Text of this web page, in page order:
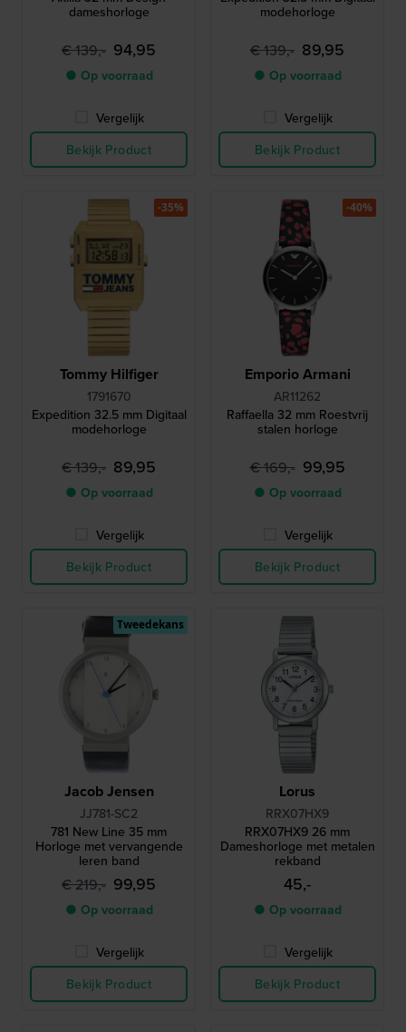
dameshorloge
€ 139,- 94,95
● Op voorraad
Vergelijk
Bekijk Product
modehorloge
€ 139,- 89,95
● Op voorraad
Vergelijk
Bekijk Product
Tommy Hilfiger
1791670
Expedition 32.5 mm Digitaal
modehorloge
€ 139,- 89,95
● Op voorraad
Vergelijk
Bekijk Product
-35%
Emporio Armani
AR11262
Raffaella 32 mm Roestvrij
stalen horloge
€ 169,- 99,95
● Op voorraad
Vergelijk
Bekijk Product
-40%
Jacob Jensen
JJ781-SC2
781 New Line 35 mm
Horloge met vervangende
leren band
€ 219,- 99,95
● Op voorraad
Vergelijk
Bekijk Product
Tweedekans
Lorus
RRX07HX9
RRX07HX9 26 mm
Dameshorloge met metalen
rekband
45,-
● Op voorraad
Vergelijk
Bekijk Product